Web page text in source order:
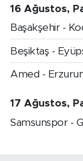
16 Ağustos,
Başakşehir -
Beşiktaş -
Amed -
17 Ağustos,
Samsunspor -